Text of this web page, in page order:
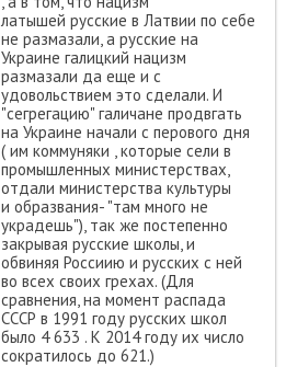
латышей русские в Латвии по себе
не размазали, а русские на
Украине галицкий нацизм
размазали да еще и с
удовольствием это сделали. И
"сегрегацию" галичане продвгать
на Украине начали с перового дня
( им коммуняки , которые сели в
промышленных министерствах,
отдали министерства культуры
и образвания- "там много не
украдешь"), так же постепенно
закрывая русские школы, и
обвиняя Россиию и русских с ней
во всех своих грехах. (Для
сравнения, на момент распада
СССР в 1991 году русских школ
было 4 633 . К 2014 году их число
сократилось до 621.)